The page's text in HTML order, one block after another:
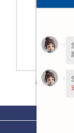
成都Q5系列